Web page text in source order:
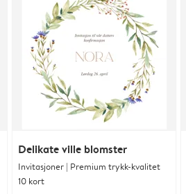
Delikate ville blomster
Invitasjoner | Premium trykk-kvalitet
10 kort